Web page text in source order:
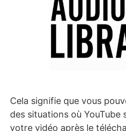
Cela signifie que vous
des situations où YouTube
votre vidéo après le